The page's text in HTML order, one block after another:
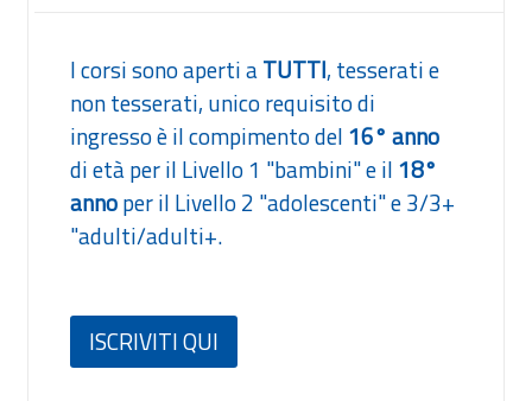
I corsi sono aperti aTUTTI, tesserati e
non tesserati, unico requisito di
ingresso è il compimento del 16° anno
di età per il Livello 1 "bambini" e il 18°
annoper il Livello 2 "adolescenti" e 3/3+
"adulti/adulti+.
ISCRIVITI QUI